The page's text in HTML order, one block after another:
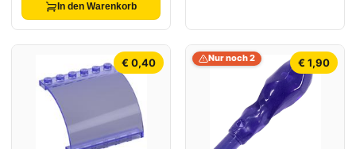
In den Warenkorb
€ 0,40 € 1,90
Nur noch 2